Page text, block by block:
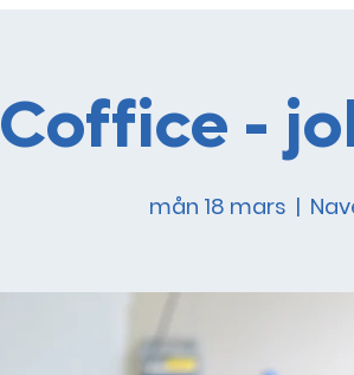
Coffice -
mån 18 mars
  |